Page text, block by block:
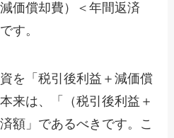
価償却費）＜年間返済
す。
を「税引後利益＋減価償
来は、「（税引後利益＋
額」であるべきです。こ